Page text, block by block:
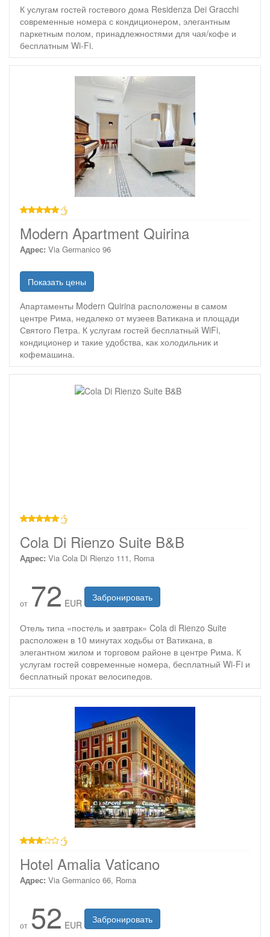
К услугам гостей гостевого дома Residenza Dei Gracchi
современные номера с кондиционером, элегантным
паркетным полом, принадлежностями для чая/кофе и
бесплатным Wi-Fi.
Modern Apartment Quirina
Адрес: Via Germanico 96
Показать цены
Апартаменты Modern Quirina расположены в самом
центре Рима, недалеко от музеев Ватикана и площади
Святого Петра. К услугам гостей бесплатный WiFi,
кондиционер и такие удобства, как холодильник и
кофемашина.
Cola Di Rienzo Suite B&B
Адрес: Via Cola Di Rienzo 111, Roma
от 72 EUR Забронировать
Отель типа «постель и завтрак» Cola di Rienzo Suite
расположен в 10 минутах ходьбы от Ватикана, в
элегантном жилом и торговом районе в центре Рима. К
услугам гостей современные номера, бесплатный Wi-Fi и
бесплатный прокат велосипедов.
Hotel Amalia Vaticano
Адрес: Via Germanico 66, Roma
от 52 EUR Забронировать